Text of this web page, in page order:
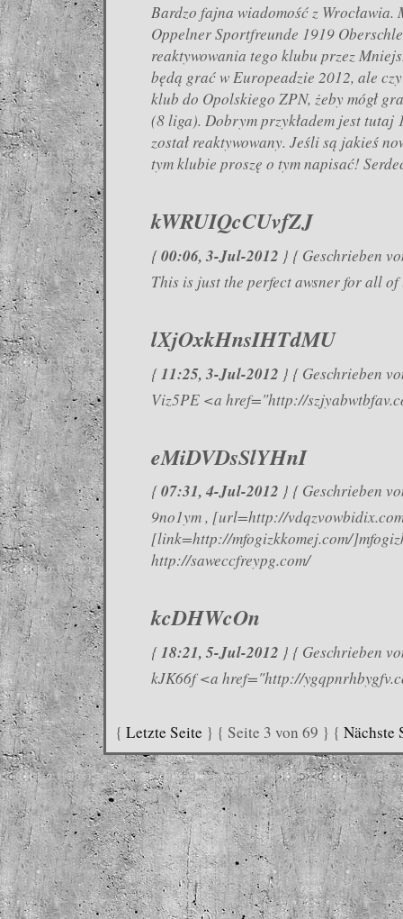
Bardzo fajna wiadomość z Wrocławia.
Oppelner Sportfreunde 1919
reaktywowania tego klubu przez
będą grać w Europeadzie 2012, ale
klub do Opolskiego ZPN, żeby mógł
(8 liga). Dobrym przykładem jest tutaj
został reaktywowany. Jeśli są jakieś
tym klubie proszę o tym napisać!
kWRUIQcCUvfZJ
{00:06, 3-Jul-2012 } { Geschrieben
This is just the perfect awsner for all of
lXjOxkHnsIHTdMU
{11:25, 3-Jul-2012 } { Geschrieben
Viz5PE <a href="http://
eMiDVDsSlYHnI
{07:31, 4-Jul-2012 } { Geschrieben
9no1ym , [url=http://
[link=http://mfogizkkomej.com/
http://saweccfreypg.com/
kcDHWcOn
{18:21, 5-Jul-2012 } { Geschrieben
kJK66f <a href="http://
{ Letzte Seite } { Seite 3 von 69 } { Nächste